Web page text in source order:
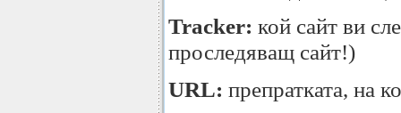
Tracker: кой сайт ви
проследяващ сайт!)
URL: препратката, на